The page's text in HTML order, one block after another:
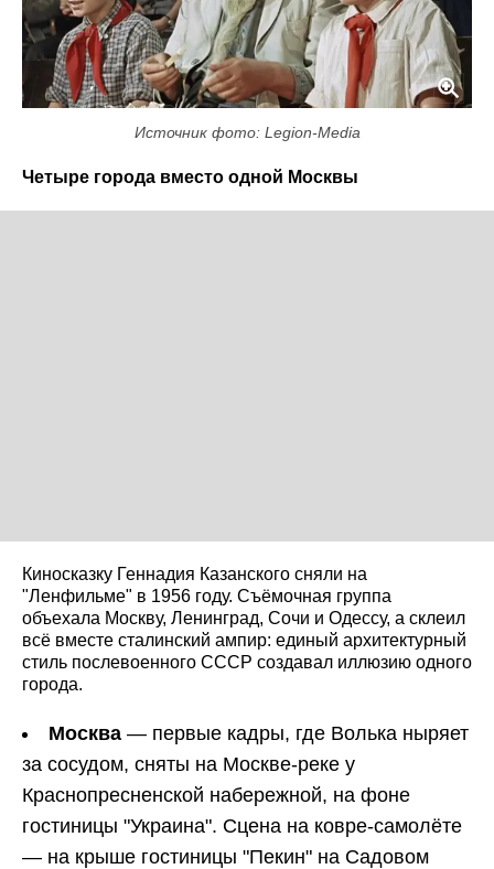
Источник фото: Legion-Media
Четыре города вместо одной Москвы
Киносказку Геннадия Казанского сняли на
"Ленфильме" в 1956 году. Съёмочная группа
объехала Москву, Ленинград, Сочи и Одессу, а склеил
всё вместе сталинский ампир: единый архитектурный
стиль послевоенного СССР создавал иллюзию одного
города.
Москва — первые кадры, где Волька ныряет
за сосудом, сняты на Москве-реке у
Краснопресненской набережной, на фоне
гостиницы "Украина". Сцена на ковре-самолёте
— на крыше гостиницы "Пекин" на Садовом